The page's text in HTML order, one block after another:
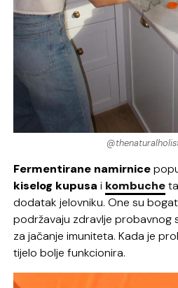
Fermentirane namirnice
kiselog kupusa i kombuche
dodatak jelovniku. One su
podržavaju zdravlje probavnog
za jačanje imuniteta. Kada je
tijelo bolje funkcionira.